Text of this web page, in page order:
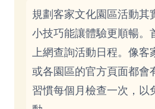
規劃客家文化園區活動其
小技巧能讓體驗更順暢。
上網查詢活動日程。像
或各園區的官方頁面都會
習慣每個月檢查一次，以